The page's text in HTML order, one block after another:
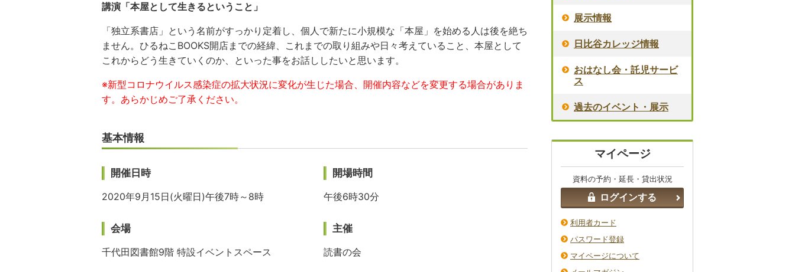
講演「本屋として生きるということ」
「独立系書店」という名前がすっかり定着し、個人で新たに小規模な「本屋」を始める人は後を絶ち
ません。ひるねこBOOKS開店までの経緯、これまでの取り組みや日々考えていること、本屋として
これからどう生きていくのか、といった事をお話ししたいと思います。
※新型コロナウイルス感染症の拡大状況に変化が生じた場合、開催内容などを変更する場合がありま
す。あらかじめご了承ください。
基本情報
開催日時
2020年9月15日(火曜日)午後7時～8時
開場時間
午後6時30分
会場
千代田図書館9階 特設イベントスペース
主催
読書の会
展示情報
日比谷カレッジ情報
おはなし会・託児サービ
ス
過去のイベント・展示
マイページ
資料の予約・延長・貸出状況
ログインする
利用者カード
パスワード登録
マイページについて